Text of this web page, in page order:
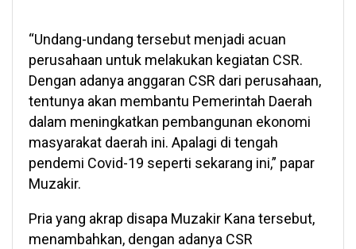
“Undang-undang tersebut menjadi acuan
perusahaan untuk melakukan kegiatan CSR.
Dengan adanya anggaran CSR dari perusahaan,
tentunya akan membantu Pemerintah Daerah
dalam meningkatkan pembangunan ekonomi
masyarakat daerah ini. Apalagi di tengah
pendemi Covid-19 seperti sekarang ini,” papar
Muzakir.
Pria yang akrap disapa Muzakir Kana tersebut,
menambahkan, dengan adanya CSR